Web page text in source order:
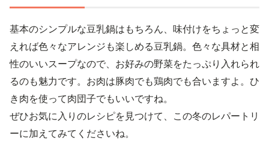
基本のシンプルな豆乳鍋はもちろん、味付けをちょっと変
えれば色々なアレンジも楽しめる豆乳鍋。色々な具材と相
性のいいスープなので、お好みの野菜をたっぷり入れられ
るのも魅力です。お肉は豚肉でも鶏肉でも合いますよ。ひ
き肉を使って肉団子でもいいですね。
ぜひお気に入りのレシピを見つけて、この冬のレパートリ
ーに加えてみてくださいね。